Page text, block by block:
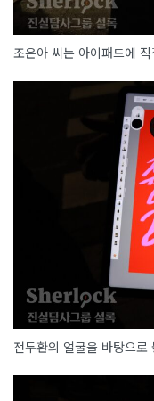
조은아 씨는 아이패드에
전두환의 얼굴을 바탕으